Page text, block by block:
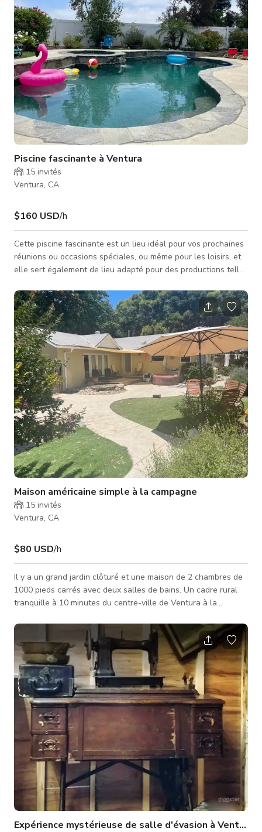
Piscine fascinante à Ventura
15 invités
Ventura, CA
$160 USD/h
Cette piscine fascinante est un lieu idéal pour vos prochaines
réunions ou occasions spéciales, ou même pour les loisirs, et
elle sert également de lieu adapté pour des productions telles
projets, y compris les publicités télévisées, clips musicaux,
contenus pour les réseaux sociaux, et plus encore. Assurez-
vous de vérifier la disponibilité de l'espace auprès de l'hôte.
*Accès au jardin arrière, piscine, salon/patio et s
Maison américaine simple à la campagne
15 invités
Ventura, CA
$80 USD/h
Il y a un grand jardin clôturé et une maison de 2 chambres de
1000 pieds carrés avec deux salles de bains. Un cadre rural
tranquille à 10 minutes du centre-ville de Ventura à la
Il y a quelques dépendances et remises qui pourraient
également être utilisées, heureux d'en discuter avec vous et
votre équipe.
Expérience mystérieuse de salle d'évasion à Ventura -